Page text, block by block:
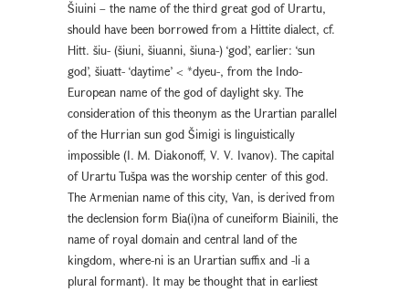
Šiuini – the name of the third great god of Urartu,
should have been borrowed from a Hittite dialect, cf.
Hitt. šiu- (šiuni, šiuanni, šiuna-) ‘god’, earlier: ‘sun
god’, šiuatt- ‘daytime’ < *dyeu-, from the Indo-
European name of the god of daylight sky. The
consideration of this theonym as the Urartian parallel
of the Hurrian sun god Šimigi is linguistically
impossible (I. M. Diakonoff, V. V. Ivanov). The capital
of Urartu Tušpa was the worship center of this god.
The Armenian name of this city, Van, is derived from
the declension form Bia(i)na of cuneiform Biainili, the
name of royal domain and central land of the
kingdom, where-ni is an Urartian suffix and -li a
plural formant). It may be thought that in earliest